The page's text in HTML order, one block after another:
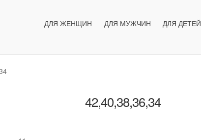
ДЛЯ ЖЕНЩИН ДЛЯ МУЖЧИН ДЛЯ ДЕТЕЙ
42,40,38,36,34